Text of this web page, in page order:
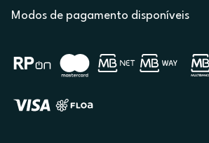
Modos de pagamento disponíveis